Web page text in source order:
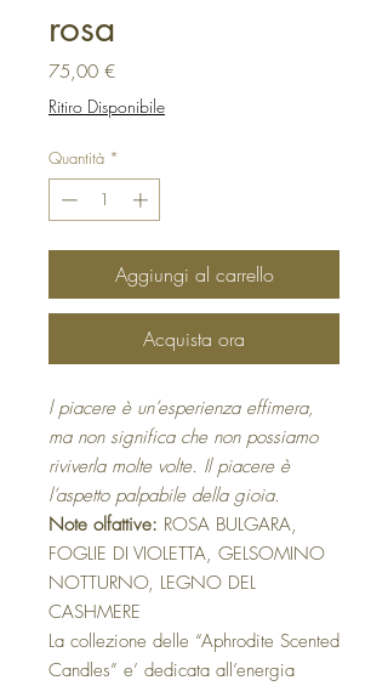
rosa
75,00 €Prezzo
Ritiro Disponibile
Quantità *
Aggiungi al carrello
Acquista ora
l piacere è un’esperienza effimera,
ma non significa che non possiamo
riviverla molte volte. Il piacere è
l’aspetto palpabile della gioia.
Note olfattive: ROSA BULGARA,
FOGLIE DI VIOLETTA, GELSOMINO
NOTTURNO, LEGNO DEL
CASHMERE
La collezione delle “Aphrodite Scented
Candles” e’ dedicata all’energia